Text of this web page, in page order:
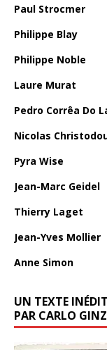
Paul Strocmer
Philippe Blay
Philippe Noble
Laure Murat
Pedro Corrêa Do
Nicolas
Pyra Wise
Jean-Marc Geidel
Thierry Laget
Jean-Yves Mollier
Anne Simon
UN TEXTE
PAR CARLO